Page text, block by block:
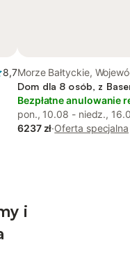
8,7Morze Bałtyckie,
zachodniopomorskie
Dom dla 8 osób, z
Bezpłatne anulowanie
pon., 10.08 - niedz.,
6237 zł·Oferta specjalna
i